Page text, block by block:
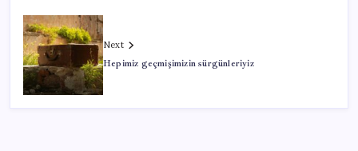
Next
Hepimiz geçmişimizin sürgünleriyiz